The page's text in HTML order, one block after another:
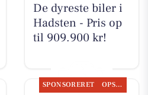
De dyreste biler i
Hadsten - Pris op
til 909.900 kr!
SPONSORERET OPSLAGSTAVLEN